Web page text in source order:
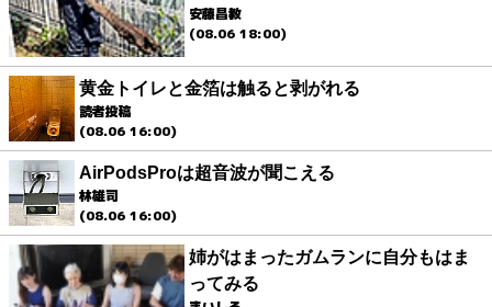
安藤昌教
(08.06 18:00)
黄金トイレと金箔は触ると剥がれる
読者投稿
(08.06 16:00)
AirPodsProは超音波が聞こえる
林雄司
(08.06 16:00)
姉がはまったガムランに自分もはま
ってみる